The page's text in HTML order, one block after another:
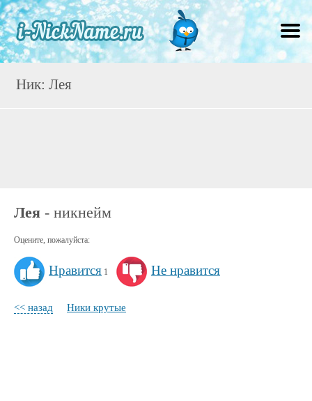
Ник: Лея
Лея - никнейм
Оцените, пожалуйста:
Нравится 1 Не нравится
<< назад Ники крутые